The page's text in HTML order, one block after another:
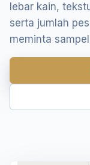
lebar kain,
serta jumlah
meminta